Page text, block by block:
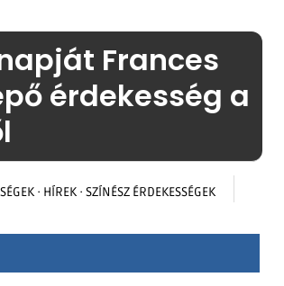
Frances
érdekesség a
· HÍREK · SZÍNÉSZ ÉRDEKESSÉGEK